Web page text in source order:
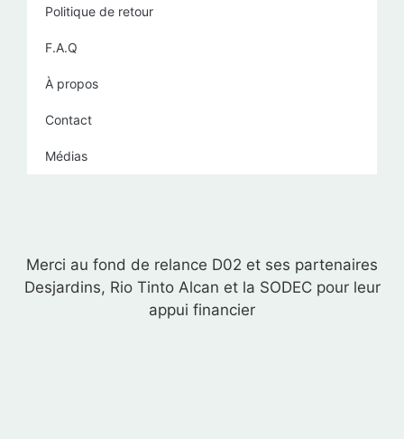
Politique de retour
F.A.Q
À propos
Contact
Médias
Merci au fond de relance D02 et ses partenaires
Desjardins, Rio Tinto Alcan et la SODEC pour leur
appui financier